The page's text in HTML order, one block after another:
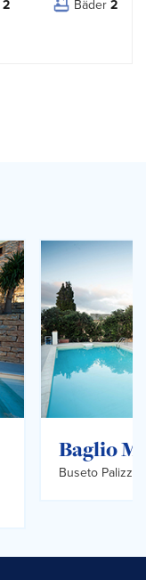
2 Bäder 2
Baglio
Buseto